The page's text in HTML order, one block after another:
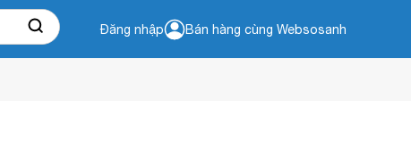
Đăng nhập Bán hàng cùng Websosanh